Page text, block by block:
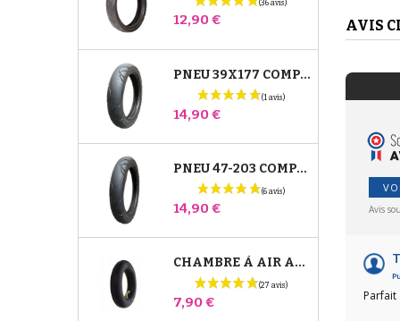
Prix
12,90 €
PNEU 39X177 COMPATIBLE POUSSETTE BUGABOO DONKEY - POUR ROUE AVANT
Prix
14,90 €
PNEU 47-203 COMPATIBLE POUSSETTE BUGABOO DONKEY - POUR ROUE ARRIÈRE
Prix
14,90 €
CHAMBRE À AIR ARRIÈRE POUSSETTE WHIZZ RED CASTLE
Prix
7,90 €
AVIS
Avis
Parfait